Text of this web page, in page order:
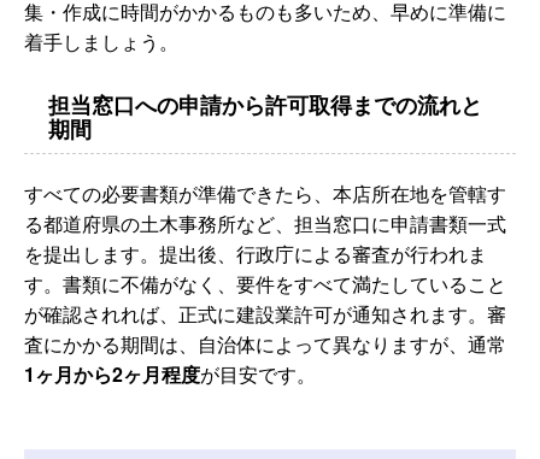
集・作成に時間がかかるものも多いため、早めに準備に
着手しましょう。
担当窓口への申請から許可取得までの流れと
期間
すべての必要書類が準備できたら、本店所在地を管轄す
る都道府県の土木事務所など、担当窓口に申請書類一式
を提出します。提出後、行政庁による審査が行われま
す。書類に不備がなく、要件をすべて満たしていること
が確認されれば、正式に建設業許可が通知されます。審
査にかかる期間は、自治体によって異なりますが、通常
1ヶ月から2ヶ月程度が目安です。